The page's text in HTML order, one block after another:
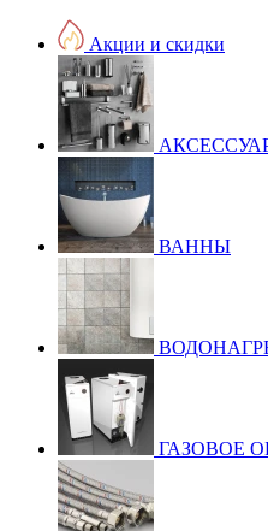
Акции и скидки
ВАННЫ
ГАЗОВОЕ